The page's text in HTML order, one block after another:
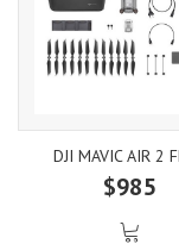
DJI MAVIC AIR 2
$985